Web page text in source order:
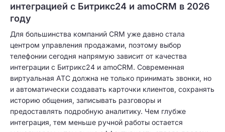
интеграцией с Битрикс24 и amoCRM в 2026
году
Для большинства компаний CRM уже давно стала
центром управления продажами, поэтому выбор
телефонии сегодня напрямую зависит от качества
интеграции с Битрикс24 и amoCRM. Современная
виртуальная АТС должна не только принимать звонки, но
и автоматически создавать карточки клиентов, сохранять
историю общения, записывать разговоры и
предоставлять подробную аналитику. Чем глубже
интеграция, тем меньше ручной работы остается